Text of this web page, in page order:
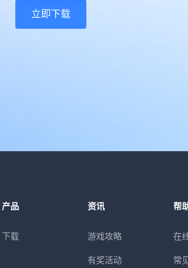
立即下载
产品
下载
资讯
游戏攻略
有奖活动
帮
在
常